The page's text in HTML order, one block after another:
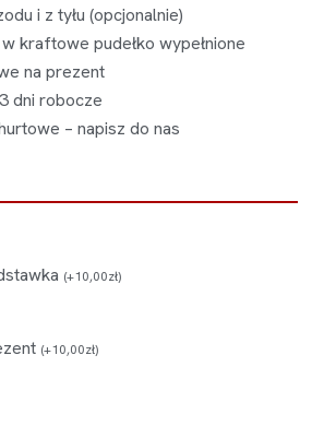
i z tyłu (opcjonalnie)
kraftowe pudełko wypełnione
na prezent
dni robocze
– napisz do nas
(+10,00zł)
(+10,00zł)